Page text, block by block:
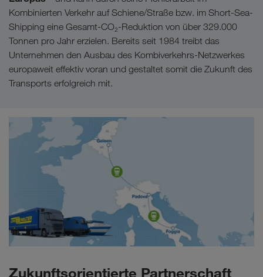
Kombinierten Verkehr auf Schiene/Straße bzw. im Short-Sea-
Shipping eine Gesamt-CO₂-Reduktion von über 329.000
Tonnen pro Jahr erzielen. Bereits seit 1984 treibt das
Unternehmen den Ausbau des Kombiverkehrs-Netzwerkes
europaweit effektiv voran und gestaltet somit die Zukunft des
Transports erfolgreich mit.
Zukunftsorientierte Partnerschaft